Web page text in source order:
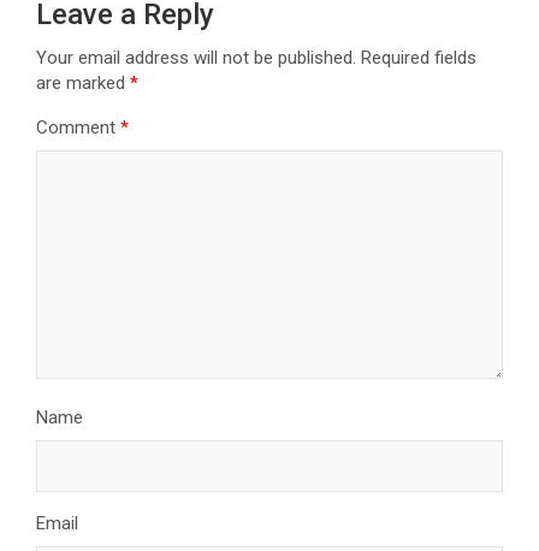
Leave a Reply
Your email address will not be published. Required fields
are marked *
Comment *
Name
Email